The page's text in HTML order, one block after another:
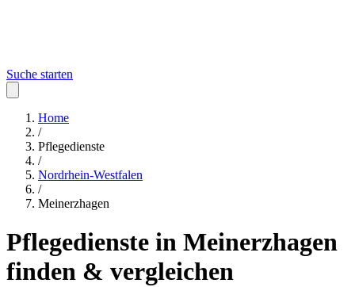
Suche starten
Home
/
Pflegedienste
/
Nordrhein-Westfalen
/
Meinerzhagen
Pflegedienste in Meinerzhagen
finden & vergleichen